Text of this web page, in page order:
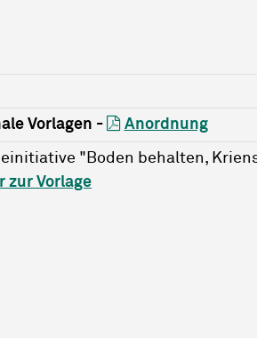
Vorlagen - Anordnung
"Boden behalten,
zur Vorlage